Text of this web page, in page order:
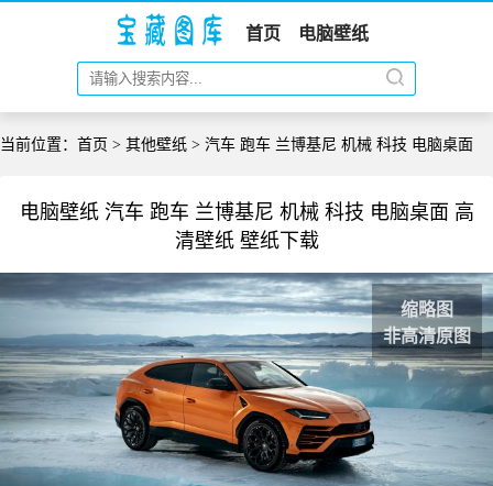
首页 电脑壁纸
当前位置： 首页 > 其他壁纸 > 汽车 跑车 兰博基尼 机械 科技 电脑桌面
电脑壁纸 汽车 跑车 兰博基尼 机械 科技 电脑桌面 高
清壁纸 壁纸下载
缩略图
非高清原图